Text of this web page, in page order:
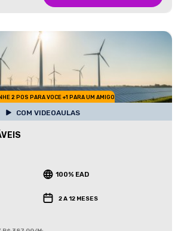
2 POS PARA VOCE +1 PARA UM AMIGO
COM VIDEOAULAS
100% EAD
2 A 12 MESES